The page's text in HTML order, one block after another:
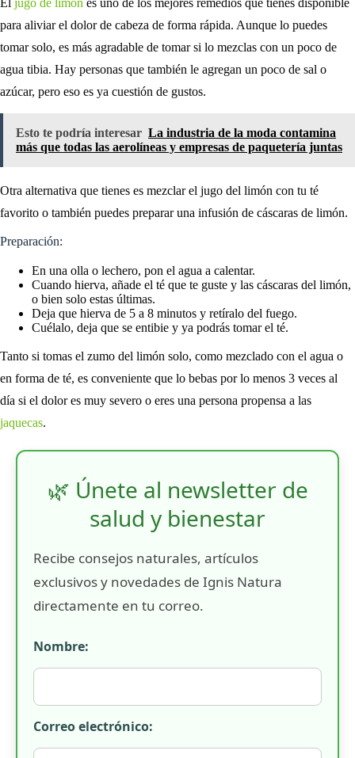
para aliviar el dolor de cabeza de forma rápida. Aunque lo puedes
tomar solo, es más agradable de tomar si lo mezclas con un poco de
agua tibia. Hay personas que también le agregan un poco de sal o
azúcar, pero eso es ya cuestión de gustos.
Esto te podría interesar La industria de la moda contamina
más que todas las aerolíneas y empresas de paquetería juntas
Otra alternativa que tienes es mezclar el jugo del limón con tu té
favorito o también puedes preparar una infusión de cáscaras de limón.
Preparación:
En una olla o lechero, pon el agua a calentar.
Cuando hierva, añade el té que te guste y las cáscaras del limón,
o bien solo estas últimas.
Deja que hierva de 5 a 8 minutos y retíralo del fuego.
Cuélalo, deja que se entibie y ya podrás tomar el té.
Tanto si tomas el zumo del limón solo, como mezclado con el agua o
en forma de té, es conveniente que lo bebas por lo menos 3 veces al
día si el dolor es muy severo o eres una persona propensa a las
jaquecas.
🌿 Únete al newsletter de
salud y bienestar
Recibe consejos naturales, artículos
exclusivos y novedades de Ignis Natura
directamente en tu correo.
Nombre:
Correo electrónico: